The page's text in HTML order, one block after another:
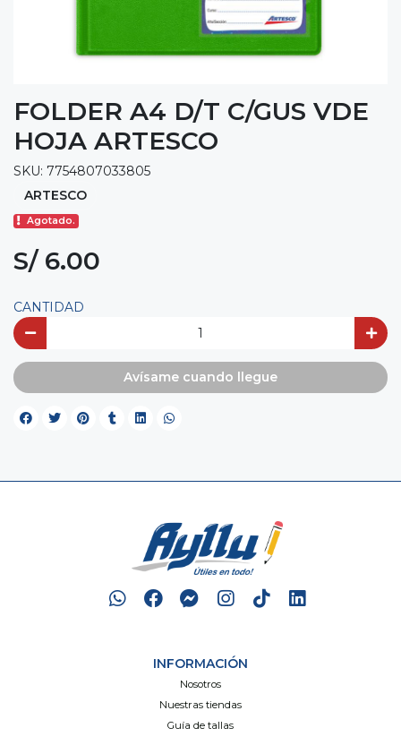
FOLDER A4 D/T C/GUS VDE
HOJA ARTESCO
SKU: 7754807033805
ARTESCO
Agotado.
S/ 6.00
CANTIDAD
Avísame cuando llegue
INFORMACIÓN
Nosotros
Nuestras tiendas
Guía de tallas